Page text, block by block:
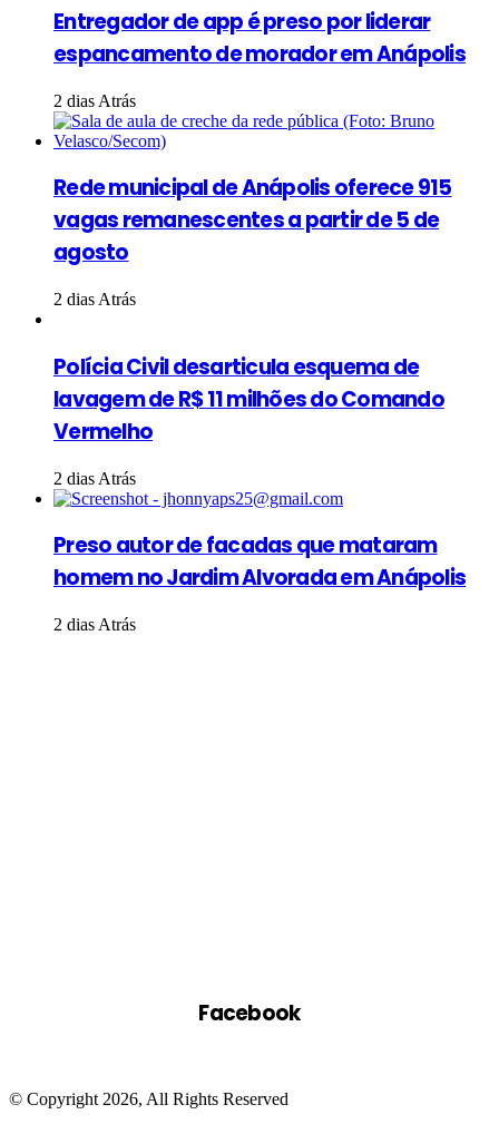
Entregador de app é preso por liderar
espancamento de morador em Anápolis
2 dias Atrás
Rede municipal de Anápolis oferece 915
vagas remanescentes a partir de 5 de
agosto
2 dias Atrás
Polícia Civil desarticula esquema de
lavagem de R$ 11 milhões do Comando
Vermelho
2 dias Atrás
Preso autor de facadas que mataram
homem no Jardim Alvorada em Anápolis
2 dias Atrás
Facebook
© Copyright 2026, All Rights Reserved